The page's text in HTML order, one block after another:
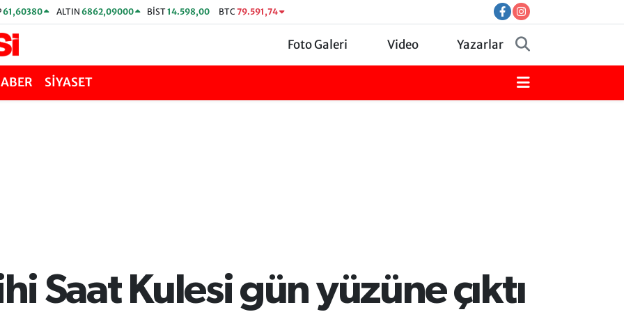
61,60380 ALTIN 6862,09000 BİST14.598,00 BTC 79.591,74
Foto Galeri Video Yazarlar
SİYASET
Saat Kulesi gün yüzüne çıktı